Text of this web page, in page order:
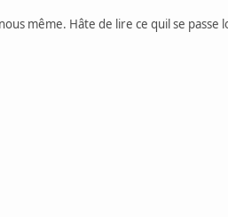
même. Hâte de lire ce quil se